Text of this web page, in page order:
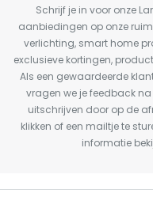
Schrijf je in voor onze
aanbiedingen op onze
verlichting, smart home
exclusieve kortingen,
Als een gewaardeerde
vragen we je feedback
uitschrijven door op de
klikken of een mailtje te
informatie